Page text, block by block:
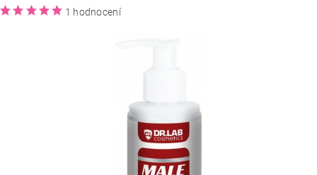
1 hodnocení